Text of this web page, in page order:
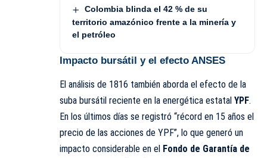
Colombia blinda el 42 % de su
territorio amazónico frente a la minería y
el petróleo
Impacto bursátil y el efecto ANSES
El análisis de 1816 también aborda el efecto de la
suba bursátil reciente en la energética estatal YPF.
En los últimos días se registró “récord en 15 años el
precio de las acciones de YPF”, lo que generó un
impacto considerable en el Fondo de Garantía de